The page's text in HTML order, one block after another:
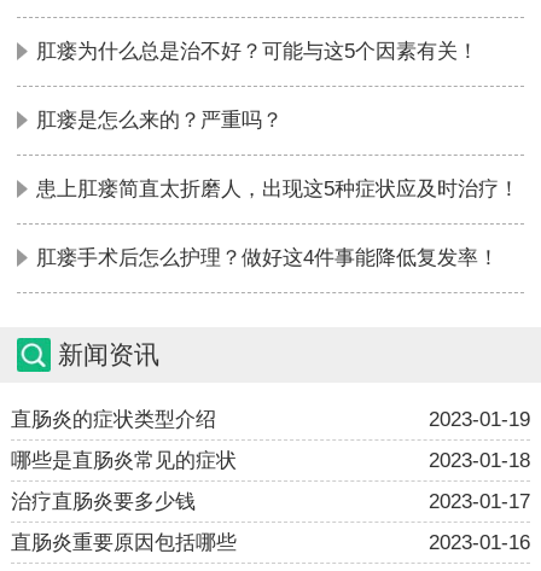
肛瘘为什么总是治不好？可能与这5个因素有关！
肛瘘是怎么来的？严重吗？
患上肛瘘简直太折磨人，出现这5种症状应及时治疗！
肛瘘手术后怎么护理？做好这4件事能降低复发率！
新闻资讯
直肠炎的症状类型介绍
2023-01-19
哪些是直肠炎常见的症状
2023-01-18
治疗直肠炎要多少钱
2023-01-17
直肠炎重要原因包括哪些
2023-01-16